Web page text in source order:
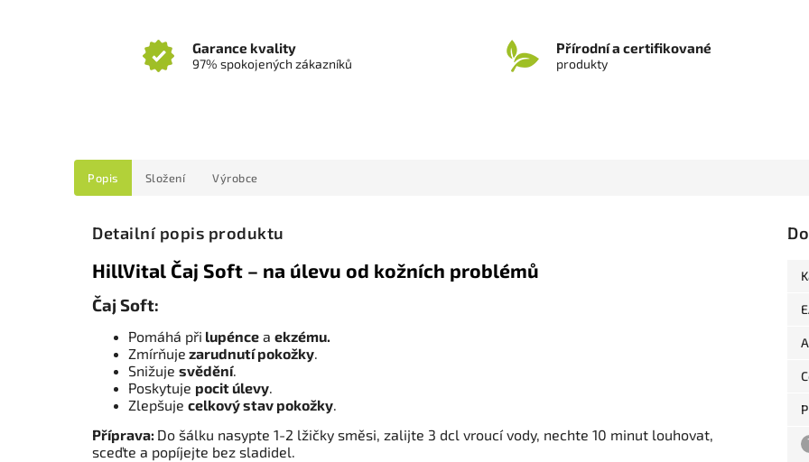
Garance kvality
97% spokojených zákazníků
Přírodní a certifikované
produkty
Popis Složení Výrobce
Detailní popis produktu
HillVital Čaj Soft – na úlevu od kožních problémů
Čaj Soft:
Pomáhá při lupénce a ekzému.
Zmírňuje zarudnutí pokožky.
Snižuje svědění.
Poskytuje pocit úlevy.
Zlepšuje celkový stav pokožky.
Příprava: Do šálku nasypte 1-2 lžičky směsi, zalijte 3 dcl vroucí vody, nechte 10 minut louhovat,
sceďte a popíjejte bez sladidel.